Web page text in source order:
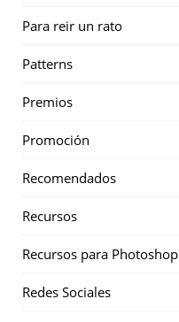
Para reir un rato
Patterns
Premios
Promoción
Recomendados
Recursos
Recursos para Photoshop
Redes Sociales